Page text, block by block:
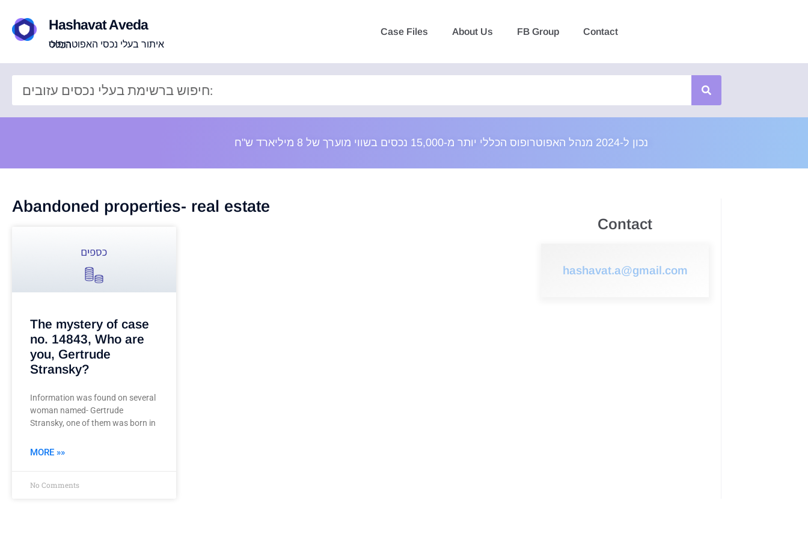
Hashavat Aveda
איתור בעלי נכסי האפוטרופוס הכללי
Case Files About Us FB Group Contact
נכון ל-2024 מנהל האפוטרופוס הכללי יותר מ-15,000 נכסים בשווי מוערך של 8 מיליארד ש"ח
Abandoned properties- real estate
The mystery of case
no. 14843, Who are
you, Gertrude
Stransky?
Information was found on several
woman named- Gertrude
Stransky, one of them was born in
MORE »»
No Comments
Contact
hashavat.a@gmail.com